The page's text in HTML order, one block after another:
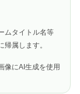
ムタイトル名等
属します。
像にAI生成を使用